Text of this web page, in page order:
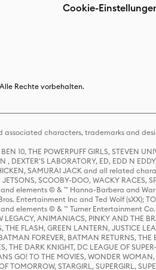
Cookie-
Rechte vorbehalten.
associated characters, trademarks and
10, THE POWERPUFF GIRLS, STEVEN
, DEXTER'S LABORATORY, ED, EDD N
SAMURAI JACK and all related
JETSONS, SCOOBY-DOO, WACKY
elements © & ™ Hanna-Barbera and
Entertainment Inc and Ted Wolf (sXX);
elements © & ™ Turner Entertainment Co.
LEGACY, ANIMANIACS, PINKY AND
THE FLASH, GREEN LANTERN,
FOREVER, BATMAN RETURNS,
THE DARK KNIGHT, DC LEAGUE OF
GO! TO THE MOVIES, WONDER
TOMORROW, STARGIRL, SUPERGIRL,